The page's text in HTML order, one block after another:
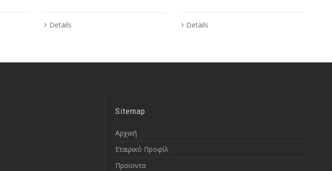
Details Details
Sitemap
Αρχική
Εταιρικό Προφίλ
Προϊοντα